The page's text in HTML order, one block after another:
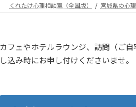
くれたけ心理相談室（全国版） 宮城県の心
カフェやホテルラウンジ、訪問（ご
し込み時にお申し付けくださいませ。